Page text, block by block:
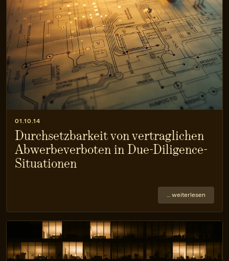
01.10.14
Durchsetzbarkeit von vertraglichen
Abwerbeverboten in Due-Diligence-
Situationen
… weiterlesen